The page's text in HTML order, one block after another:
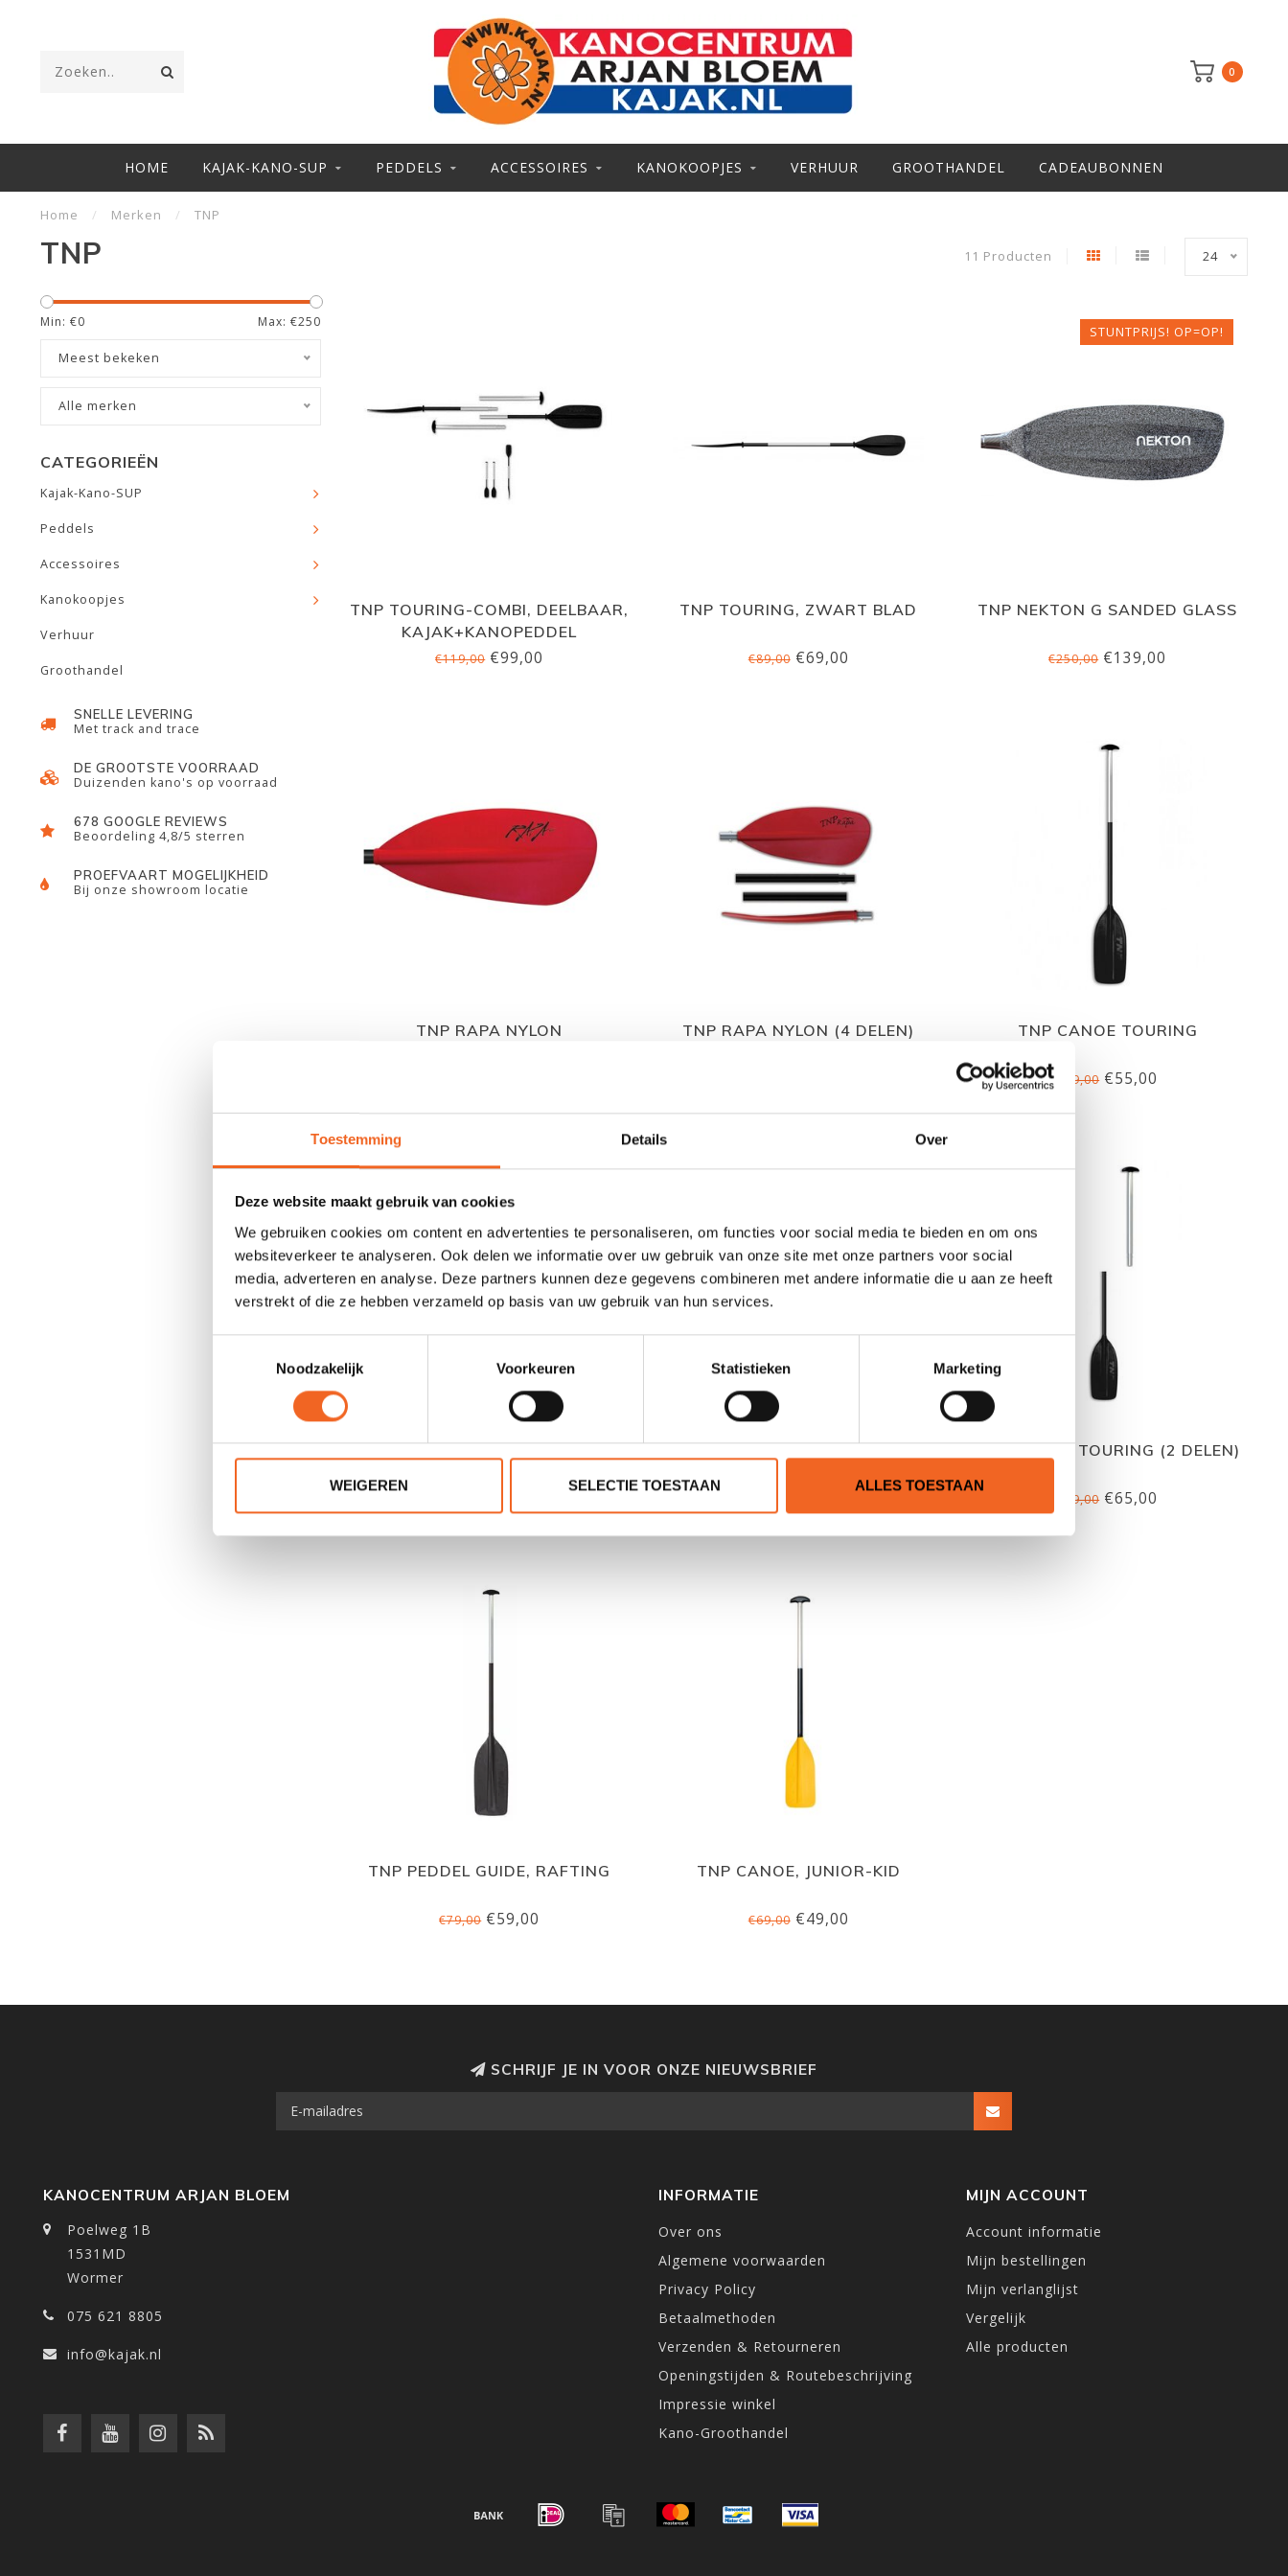
Toestemming Details Over
Deze website maakt gebruik van cookies
We gebruiken cookies om content en advertenties te personaliseren, om functies voor social media te bieden en om ons
websiteverkeer te analyseren. Ook delen we informatie over uw gebruik van onze site met onze partners voor social
media, adverteren en analyse. Deze partners kunnen deze gegevens combineren met andere informatie die u aan ze heeft
verstrekt of die ze hebben verzameld op basis van uw gebruik van hun services.
Noodzakelijk
Voorkeuren Statistieken Marketing
WEIGEREN SELECTIE TOESTAAN ALLES TOESTAAN
0
HOME KAJAK-KANO-SUP PEDDELS ACCESSOIRES KANOKOOPJES VERHUUR GROOTHANDEL CADEAUBONNEN
Home / Merken / TNP
TNP 11 Producten 24
Min: €0 Max: €250
Meest bekeken
Alle merken
CATEGORIEËN
Kajak-Kano-SUP
Peddels
Accessoires
Kanokoopjes
Verhuur
Groothandel
SNELLE LEVERING
Met track and trace
DE GROOTSTE VOORRAAD
Duizenden kano's op voorraad
678 GOOGLE REVIEWS
Beoordeling 4,8/5 sterren
PROEFVAART MOGELIJKHEID
Bij onze showroom locatie
TNP TOURING-COMBI, DEELBAAR,
KAJAK+KANOPEDDEL
€119,00€99,00
TNP TOURING, ZWART BLAD
€89,00€69,00
STUNTPRIJS! OP=OP!
TNP NEKTON G SANDED GLASS
€250,00€139,00
TNP RAPA NYLON TNP RAPA NYLON (4 DELEN) TNP CANOE TOURING
€69,00€55,00
STUNTPRIJS! OP=OP!
TNP CANOE TOURING (2 DELEN)
€79,00€65,00
TNP PEDDEL GUIDE, RAFTING
€79,00€59,00
TNP CANOE, JUNIOR-KID
€69,00€49,00
SCHRIJF JE IN VOOR ONZE NIEUWSBRIEF
KANOCENTRUM ARJAN BLOEM
Poelweg 1B
1531MD
Wormer
075 621 8805
info@kajak.nl
INFORMATIE
Over ons
Algemene voorwaarden
Privacy Policy
Betaalmethoden
Verzenden & Retourneren
Openingstijden & Routebeschrijving
Impressie winkel
Kano-Groothandel
MIJN ACCOUNT
Account informatie
Mijn bestellingen
Mijn verlanglijst
Vergelijk
Alle producten